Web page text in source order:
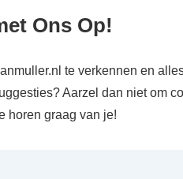
Ons Op!
te verkennen en
Aarzel dan niet om
horen graag van je!